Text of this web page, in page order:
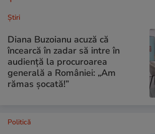
Ştiri
Diana Buzoianu acuză că
încearcă în zadar să intre în
audiență la procuroarea
generală a României: „Am
rămas șocată!”
Politică